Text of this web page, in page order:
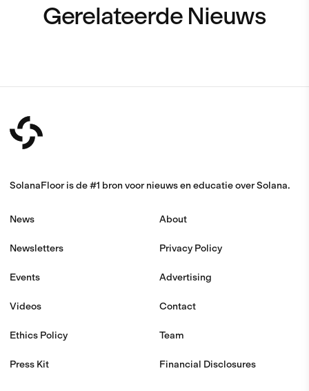
Gerelateerde Nieuws
SolanaFloor is de #1 bron voor nieuws en educatie over Solana.
News
Newsletters
Events
Videos
Ethics Policy
Press Kit
About
Privacy Policy
Advertising
Contact
Team
Financial Disclosures